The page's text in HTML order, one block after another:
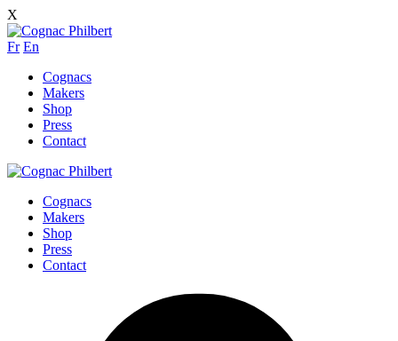
X
Fr En
Cognacs
Makers
Shop
Press
Contact
Cognacs
Makers
Shop
Press
Contact